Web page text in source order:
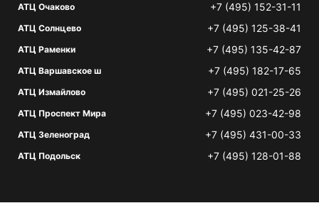
АТЦ Очаково +7 (495) 152-31-11
АТЦ Солнцево +7 (495) 125-38-41
АТЦ Раменки +7 (495) 135-42-87
АТЦ Варшавское ш +7 (495) 182-17-65
АТЦ Измайлово +7 (495) 021-25-26
АТЦ Проспект Мира +7 (495) 023-42-98
АТЦ Зеленоград +7 (495) 431-00-33
АТЦ Подольск +7 (495) 128-01-88